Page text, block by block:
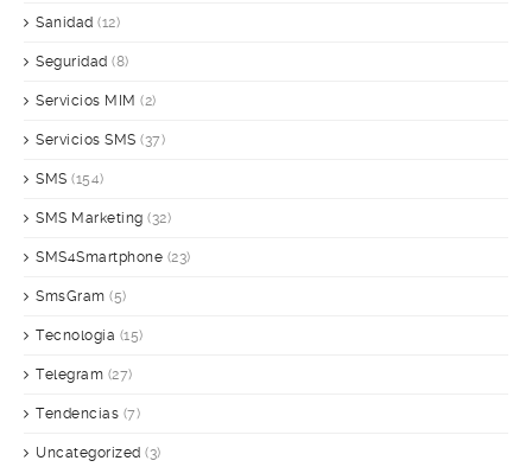
Sanidad (12)
Seguridad (8)
Servicios MIM (2)
Servicios SMS (37)
SMS (154)
SMS Marketing (32)
SMS4Smartphone (23)
SmsGram (5)
Tecnología (15)
Telegram (27)
Tendencias (7)
Uncategorized (3)